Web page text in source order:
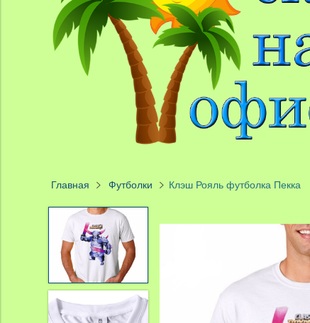
Главная Футболки Клэш Рояль футболка Пекка